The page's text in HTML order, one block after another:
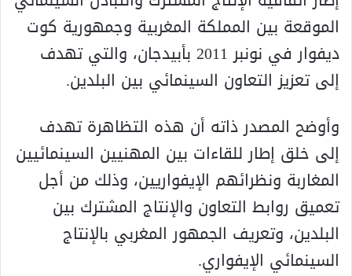
الموقعة بين المملكة المغربية وجمهورية كوت
ديفوار في نونبر 2011 بأبيدجان، والتي تهدف
إلى تعزيز التعاون السينمائي بين البلدين.
وأوضح المصدر ذاته أن هذه التظاهرة تهدف
إلى خلق إطار للقاءات بين المهنيين السينمائيين
المغاربة ونظرائهم الإيفواريين، وذلك من أجل
تعميق روابط التعاون والإنتاج المشترك بين
البلدين، وتعريف الجمهور المغربي بالإنتاج
السينمائي الإيفواري.